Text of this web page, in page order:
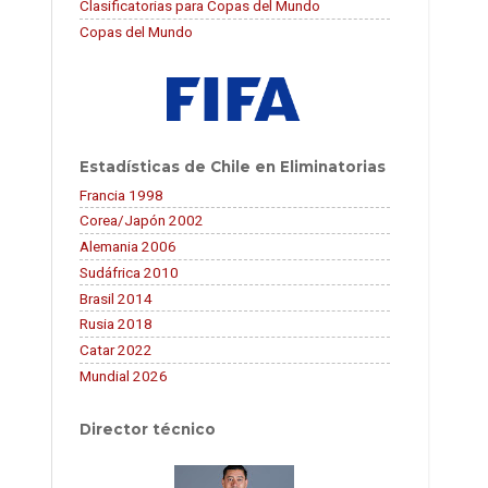
Clasificatorias para Copas del Mundo
Copas del Mundo
Estadísticas de Chile en Eliminatorias
Francia 1998
Corea/Japón 2002
Alemania 2006
Sudáfrica 2010
Brasil 2014
Rusia 2018
Catar 2022
Mundial 2026
Director técnico